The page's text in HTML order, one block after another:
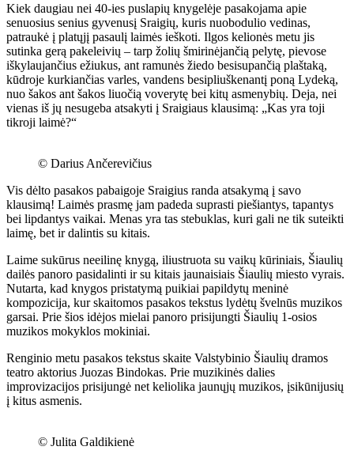
Kiek daugiau nei 40-ies puslapių knygelėje pasakojama apie
senuosius senius gyvenusį Sraigių, kuris nuobodulio vedinas,
patraukė į platųjį pasaulį laimės ieškoti. Ilgos kelionės metu jis
sutinka gerą pakeleivių – tarp žolių šmirinėjančią pelytę, pievose
iškylaujančius ežiukus, ant ramunės žiedo besisupančią plaštaką,
kūdroje kurkiančias varles, vandens besipliuškenantį poną Lydeką,
nuo šakos ant šakos liuočią voverytę bei kitų asmenybių. Deja, nei
vienas iš jų nesugeba atsakyti į Sraigiaus klausimą: „Kas yra toji
tikroji laimė?“
© Darius Ančerevičius
Vis dėlto pasakos pabaigoje Sraigius randa atsakymą į savo
klausimą! Laimės prasmę jam padeda suprasti piešiantys, tapantys
bei lipdantys vaikai. Menas yra tas stebuklas, kuri gali ne tik suteikti
laimę, bet ir dalintis su kitais.
Laime sukūrus neeilinę knygą, iliustruota su vaikų kūriniais, Šiaulių
dailės panoro pasidalinti ir su kitais jaunaisiais Šiaulių miesto vyrais.
Nutarta, kad knygos pristatymą puikiai papildytų meninė
kompozicija, kur skaitomos pasakos tekstus lydėtų švelnūs muzikos
garsai. Prie šios idėjos mielai panoro prisijungti Šiaulių 1-osios
muzikos mokyklos mokiniai.
Renginio metu pasakos tekstus skaite Valstybinio Šiaulių dramos
teatro aktorius Juozas Bindokas. Prie muzikinės dalies
improvizacijos prisijungė net keliolika jaunųjų muzikos, įsikūnijusių
į kitus asmenis.
© Julita Galdikienė